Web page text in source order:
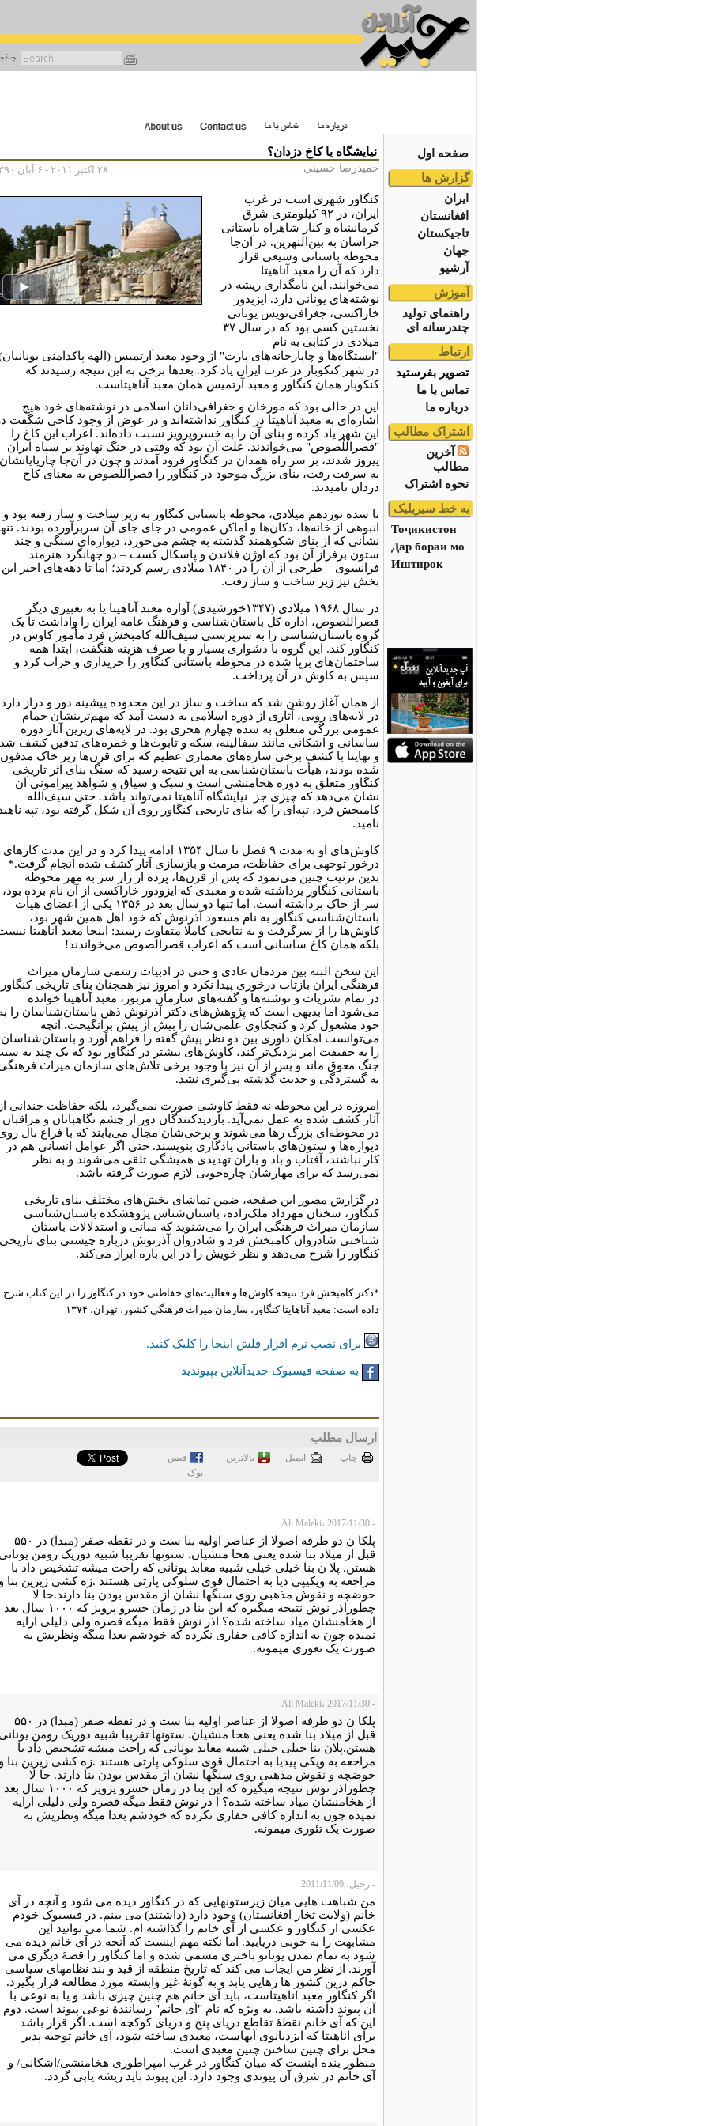
صفحه اول
گزارش ها
ایران
افغانستان
تاجیکستان
جهان
آرشیو
آموزش
راهنمای تولید
چندرسانه ای
ارتباط
تصویر بفرستید
تماس با ما
درباره ما
اشتراک مطالب
آخرین
مطالب
نحوه اشتراک
به خط سیریلیک
Тоҷикистон
Дар бораи мо
Иштирок
نیایشگاه یا کاخ دزدان؟
۲۸ اکتبر ۲۰۱۱ - ۶ آبان ۱۳۹۰ حمیدرضا حسینی
کنگاور شهری است در غرب
ایران، در ۹۲ کیلومتری شرق
کرمانشاه و کنار شاهراه باستانی
خراسان به بین‌النهرین. در آن‌جا
محوطه باستانی وسیعی قرار
دارد که آن را معبد آناهیتا
می‌خوانند. این نامگذاری ریشه در
نوشته‌های یونانی دارد. ایزیدور
خاراکسی، جغرافی‌نویس یونانی
نخستین کسی بود که در سال ۳۷
میلادی در کتابی به نام
"ایستگاه‌ها و چاپارخانه‌های پارت" از وجود معبد آرتمیس (الهه پاکدامنی
در شهر کنکوبار در غرب ایران یاد کرد. بعدها برخی به این نتیجه رسیدند که
کنکوبار همان کنگاور و معبد آرتمیس همان معبد آناهیتاست.
این در حالی بود که مورخان و جغرافی‌دانان اسلامی در نوشته‌های خود هیچ
اشاره‌ای به معبد آناهیتا در کنگاور نداشته‌اند و در عوض از وجود کاخی شگفت
این شهر یاد کرده ‌و بنای آن را به خسروپرویز نسبت داده‌اند. اعراب این کاخ را
"قصراللُصوص" می‌خواندند. علت آن بود که وقتی در جنگ نهاوند بر سپاه ایران
پیروز شدند، بر سر راه همدان در کنگاور فرود آمدند و چون در آن‌جا چارپایانشان
به سرقت رفت، بنای بزرگ موجود در کنگاور را قصراللصوص به معنای کاخ
دزدان نامیدند.
تا سده نوزدهم میلادی، محوطه باستانی کنگاور به زیر ساخت و ساز رفته بود و
انبوهی از خانه‌ها، دکان‌ها و اماکن عمومی در جای جای آن سربرآورده بودند.
نشانی که از بنای شکوهمند گذشته به چشم می‌خورد، دیواره‌ای سنگی و چند
ستون برفراز آن بود که اوژن فلاندن و پاسکال کست – دو جهانگرد هنرمند
فرانسوی – طرحی از آن را در ۱۸۴۰ میلادی رسم کردند؛ اما تا دهه‌های اخیر این
بخش نیز زیر ساخت و ساز رفت.
در سال ۱۹۶۸ میلادی (۱۳۴۷خورشیدی) آوازه معبد آناهیتا یا به تعبیری دیگر
قصراللصوص، اداره کل باستان‌شناسی و فرهنگ عامه ایران را واداشت تا یک
گروه باستان‌شناسی را به سرپرستی سیف‌الله کامبخش فرد مأمور کاوش در
کنگاور کند. این گروه با دشواری بسیار و با صرف هزینه هنگفت، ابتدا همه
ساختمان‌های برپا شده در محوطه باستانی کنگاور را خریداری و خراب کرد و
سپس به کاوش در آن پرداخت.
از همان آغاز روشن شد که ساخت و ساز در این محدوده پیشینه‌ دور و دراز
در لایه‌های رویی، آثاری از دوره اسلامی به دست آمد که مهم‌ترینشان حمام
عمومی بزرگی متعلق به سده چهارم هجری بود. در لایه‌های زیرین آثار دوره
ساسانی و اشکانی مانند سفالینه، سکه و تابوت‌ها و خمره‌های تدفین کشف شد
و نهایتا با کشف برخی سازه‌های معماری عظیم که برای قرن‌ها زیر خاک مدفون
شده بودند، هیأت باستان‌شناسی به این نتیجه رسید که سنگ بنای اثر تاریخی
کنگاور متعلق به دوره هخامنشی است و سبک و سیاق و شواهد پیرامونی آن
نشان می‌دهد که چیزی جز نیایشگاه آناهیتا نمی‌تواند باشد. حتی سیف‌الله
کامبخش فرد، تپه‌ای را که بنای تاریخی کنگاور روی آن شکل گرفته بود، تپه
نامید.
کاوش‌های او به مدت ۹ فصل تا سال ۱۳۵۴ ادامه پیدا کرد و در این مدت کارهای
درخور توجهی برای حفاظت، مرمت و بازسازی آثار کشف شده انجام گرفت.*
بدین ترتیب چنین می‌نمود که پس از قرن‌ها، پرده از راز سر به مهر محوطه
باستانی کنگاور برداشته شده و معبدی که ایزودور خاراکسی از آن نام برده بود،
سر از خاک برداشته است. اما تنها دو سال بعد در ۱۳۵۶ یکی از اعضای هیأت
باستان‌شناسی کنگاور به نام مسعود آذرنوش که خود اهل همین شهر بود،
کاوش‌ها را از سرگرفت و به نتایجی کاملا متفاوت رسید: اینجا معبد آناهیتا
بلکه همان کاخ ساسانی است که اعراب قصرالصوص می‌خواندند!
این سخن البته بین مردمان عادی و حتی در ادبیات رسمی سازمان میراث
فرهنگی ایران بازتاب درخوری پیدا نکرد و امروز نیز همچنان بنای تاریخی کنگاور
در تمام نشریات و نوشته‌ها و گفته‌های سازمان مزبور، معبد آناهیتا خوانده
می‌شود اما بدیهی است که پژوهش‌های دکتر آذرنوش ذهن باستان‌شناسان را
خود مشغول کرد و کنجکاوی علمی‌شان را بیش از پیش برانگیخت. آنچه
می‌توانست امکان داوری بین دو نظر پیش گفته را فراهم آورد و باستان‌شناسان
را به حقیقت امر نزدیک‌تر کند، کاوش‌های بیشتر در کنگاور بود که یک چند به
جنگ معوق ماند و پس از آن نیز با وجود برخی تلاش‌های سازمان میراث
به گستردگی و جدیت گذشته پی‌گیری نشد.
امروزه در این محوطه نه فقط کاوشی صورت نمی‌گیرد، بلکه حفاظت چندانی
آثار کشف شده به عمل نمی‌آید. بازدیدکنندگان دور از چشم نگاهبانان و مراقبان
در محوطه‌ای بزرگ رها می‌شوند و برخی‌شان مجال می‌یابند که با فراغ بال
دیواره‌ها و ستون‌های باستانی یادگاری بنویسند. حتی اگر عوامل انسانی هم در
کار نباشند، آفتاب و باد و باران تهدیدی همیشگی تلقی می‌شوند و به نظر
نمی‌رسد که برای مهارشان چاره‌جویی لازم صورت گرفته باشد.
در گزارش مصور این صفحه، ضمن تماشای بخش‌های مختلف بنای تاریخی
کنگاور، سخنان مهرداد ملک‌زاده، باستان‌شناس پژوهشکده باستان‌شناسی
سازمان میراث فرهنگی ایران را می‌شنوید که مبانی و استدلالات باستان
شناختی شادروان کامبخش فرد و شادروان آذرنوش درباره چیستی بنای تاریخی
کنگاور را شرح می‌دهد و نظر خویش را در این باره ابراز می‌کند.
*دکتر کامبخش فرد نتیجه کاوش‌ها و فعالیت‌های حفاظتی خود در کنگاور را در این کتاب شرح
داده است: معبد آناهایتا کنگاور، سازمان میراث فرهنگی کشور، تهران، ۱۳۷۴
برای نصب نرم افزار فلش اینجا را کلیک کنيد.
به صفحه فیسبوک جدیدآنلاین بپیوندید
ارسال مطلب
چاپ ايميل بالاترین
فيس
بوک
- Ali Maleki، 2017/11/30
پلکا ن دو طرفه اصولا از عناصر اولیه بنا ست و در نقطه صفر (مبدا) در ۵۵۰
قبل از میلاد بنا شده یعنی هخا منشیان. ستونها تقریبا شبیه دوریک رومن
هستن. پلا ن بنا خیلی خیلی شبیه معابد یونانی که راحت میشه تشخیص داد با
مراجعه به ویکیپی دیا به احتمال قوی سلوکی پارتی هستند .زه کشی زیرین بنا
حوضچه و نقوش مذهبی روی سنگها نشان از مقدس بودن بنا دارند.حا لا
چطوراذر نوش نتیجه میگیره که این بنا در زمان خسرو پرویز که ۱۰۰۰ سال بعد
از هخامنشان میاد ساخته شده؟ اذر نوش فقط میگه قصره ولی دلیلی ارایه
نمیده چون به اندازه کافی حفاری نکرده که خودشم بعدا میگه ونظریش به
صورت یک تعوری میمونه.
- Ali Maleki، 2017/11/30
پلکا ن دو طرفه اصولا از عناصر اولیه بنا ست و در نقطه صفر (مبدا) در ۵۵۰
قبل از میلاد بنا شده یعنی هخا منشیان. ستونها تقریبا شبیه دوریک رومن
هستن.پلان بنا خیلی خیلی شبیه معابد یونانی که راحت میشه تشخیص داد با
مراجعه به ویکی پیدیا به احتمال قوی سلوکی پارتی هستند .زه کشی زیرین بنا
حوضچه و نقوش مذهبی روی سنگها نشان از مقدس بودن بنا دارند. حا لا
چطوراذر نوش نتیجه میگیره که این بنا در زمان خسرو پرویز که ۱۰۰۰ سال بعد
از هخامنشان میاد ساخته شده؟ ا ذر نوش فقط میگه قصره ولی دلیلی ارایه
نمیده چون به اندازه کافی حفاری نکرده که خودشم بعدا میگه ونظریش به
صورت یک تئوری میمونه.
- رحیل، 2011/11/09
من شباهت هایی میان زیرستونهایی که در کنگاور دیده می شود و آنچه در آی
خانم (ولایت تخار افغانستان) وجود دارد (داشتند) می بینم. در فیسبوک خودم
عکسی از کنگاور و عکسی از آی خانم را گذاشته ام. شما می توانید این
مشابهت را به خوبی دریابید. اما نکته مهم اینست که آنچه در آی خانم دیده می
شود به تمام تمدن یونانو باختری مسمی شده و اما کنگاور را قصۀ دیگری می
آورند. از نظر من ایجاب می کند که تاریخ منطقه از قید و بند نظامهای سیاسی
حاکم درین کشور ها رهایی یابد و به گونۀ غیر وابسته مورد مطالعه قرار بگیرد.
اگر کنگاور معبد اناهیتاست، باید آی خانم هم چنین چیزی باشد و یا به نوعی با
آن پیوند داشته باشد. به ویژه که نام "آی خانم" رسانندۀ نوعی پیوند است. دوم
این که آی خانم نقطۀ تقاطع دریای پنج و دریای کوکچه است. اگر قرار باشد
برای اناهیتا که ایزدبانوی آبهاست، معبدی ساخته شود، آی خانم توجیه پذیر
محل برای چنین ساختن چنین معبدی است.
منظور بنده اینست که میان کنگاور در غرب امپراطوری هخامنشی/اشکانی/ و
آی خانم در شرق آن پیوندی وجود دارد. این پیوند باید ریشه یابی گردد.